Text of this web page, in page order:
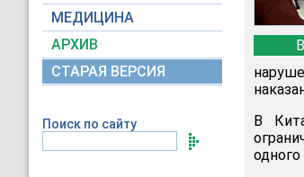
МЕДИЦИНА
АРХИВ
СТАРАЯ ВЕРСИЯ
Поиск по сайту
В
одного